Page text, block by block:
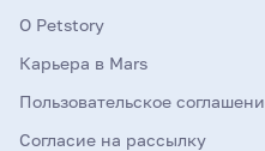
О Petstory
Карьера в Mars
Пользовательское
Согласие на рассылку